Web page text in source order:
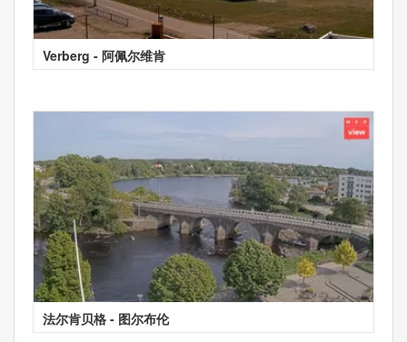
Verberg - 阿佩尔维肯
法尔肯贝格 - 图尔布伦